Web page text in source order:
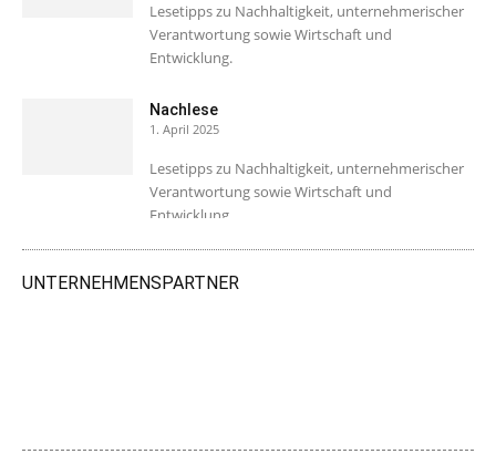
Lesetipps zu Nachhaltigkeit, unternehmerischer
Verantwortung sowie Wirtschaft und
Entwicklung.
Nachlese
1. April 2025
Lesetipps zu Nachhaltigkeit, unternehmerischer
Verantwortung sowie Wirtschaft und
Entwicklung.
UNTERNEHMENSPARTNER